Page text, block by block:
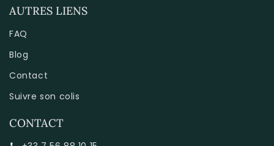
AUTRES LIENS
FAQ
Blog
Contact
Suivre son colis
CONTACT